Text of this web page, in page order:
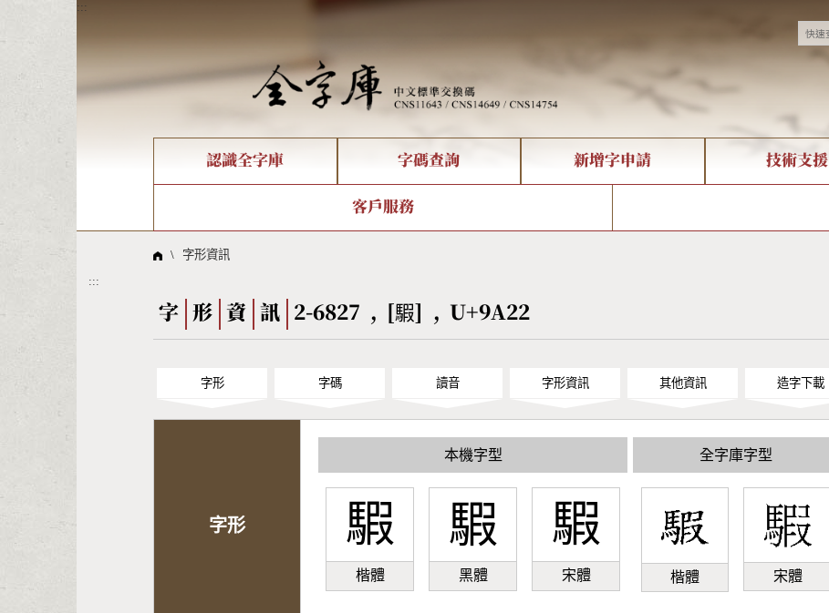
:::
認識全字庫
全字庫現況
線上教學
字碼查詢
部件查詢
倉頡查詢
Big5查詢 拼音查詢
新增字申請 技術支援
造字解決方案
字形下載
客戶服務
問題集
\ 字形資訊
:::
字 形 資 訊 2-6827 , [騢] , U+9A22
字形 字碼 讀音 字形資訊 其他資訊 造字下載
字形
本機字型
騢
楷體
騢
黑體
騢
宋體
全字庫字型
楷體 宋體